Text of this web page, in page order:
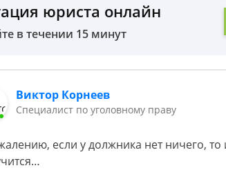
юриста онлайн
в течении 15 минут
Виктор Корнеев
Cпециалист по уголовному праву
если у должника нет ничего, то